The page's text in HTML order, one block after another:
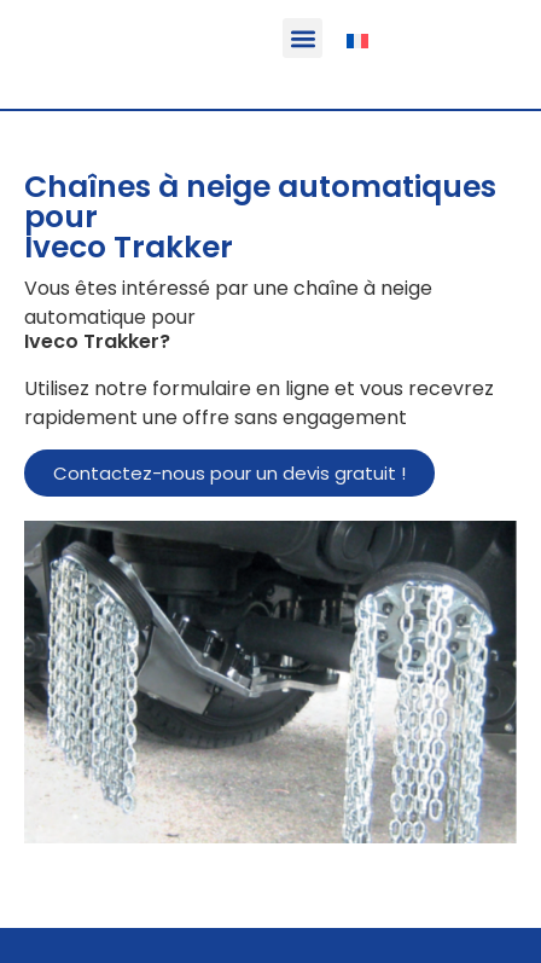
Chaînes à neige automatiques
pour
Iveco Trakker
Vous êtes intéressé par une chaîne à neige
automatique pour
Iveco Trakker?
Utilisez notre formulaire en ligne et vous recevrez
rapidement une offre sans engagement
Contactez-nous pour un devis gratuit !